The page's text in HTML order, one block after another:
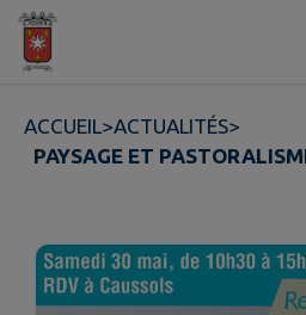
Contenu
ACCUEIL>ACTUALITÉS>
PAYSAGE ET